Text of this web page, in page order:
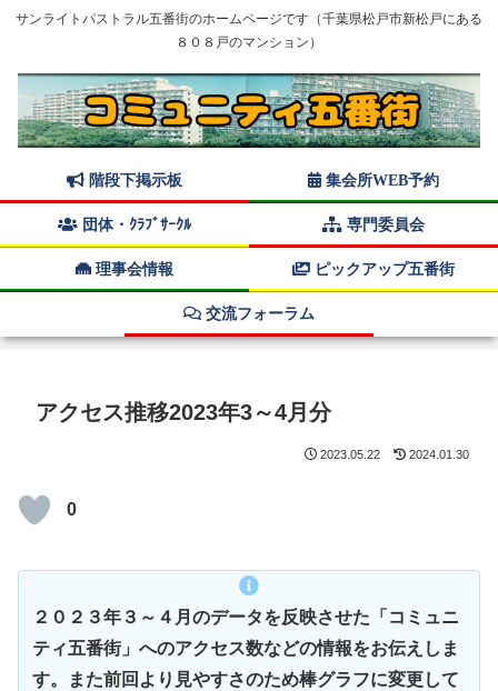
サンライトパストラル五番街のホームページです（千葉県松戸市新松戸にある
８０８戸のマンション）
階段下掲示板 集会所WEB予約
団体・ｸﾗﾌﾞｻｰｸﾙ 専門委員会
理事会情報 ピックアップ五番街
交流フォーラム
アクセス推移2023年3～4月分
2023.05.22 2024.01.30
0
２０２３年３～４月のデータを反映させた「コミュニ
ティ五番街」へのアクセス数などの情報をお伝えしま
す。また前回より見やすさのため棒グラフに変更して